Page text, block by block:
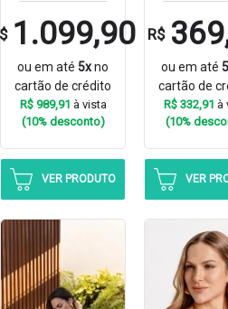
1.099,90
ou em até5xno
cartão de crédito
R$ 989,91 à vista
(10% desconto)
VER PRODUTO
R$
ou em até
cartão de
R$ 332,91 à
(10%
VER